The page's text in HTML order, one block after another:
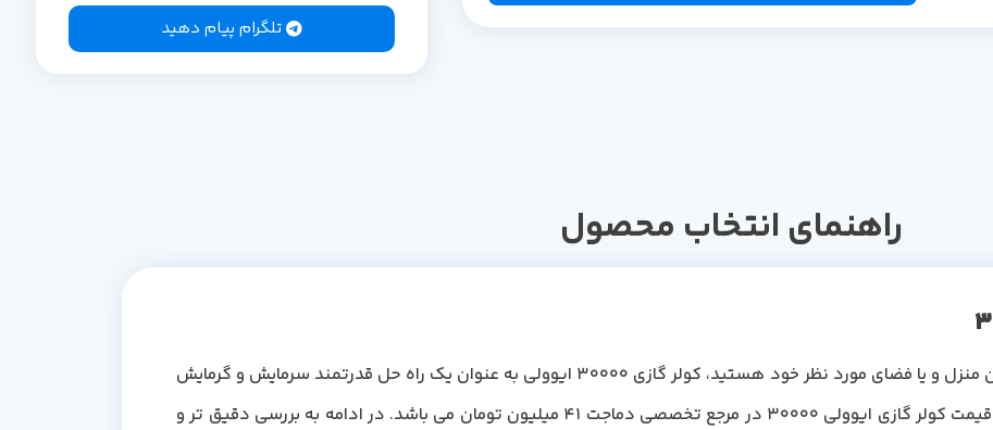
تلگرام پیام دهید
راهنمای انتخاب محصول
اگر به دنبال یک سیستم جهت خنک کردن منزل و یا فضای مورد نظر خود هستید، کولر گازی 30000 ایوولی به عنوان یک راه حل قدرتمند سرمایش و گرمایش
، می تواند گزینه ی خوبی برای شما باشد. قیمت کولر گازی ایوولی 30000 در مرجع تخصصی دماجت 41 میلیون تومان می باشد. در ادامه به بررسی دقیق تر و